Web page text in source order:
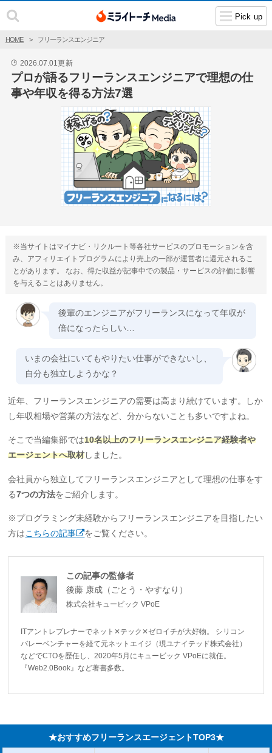
Pick up
HOME フリーランスエンジニア
🕒 2026.07.01更新
プロが語るフリーランスエンジニアで理想の仕
事や年収を得る方法7選
※当サイトはマイナビ・リクルート等各社サービスのプロモーションを含
み、アフィリエイトプログラムにより売上の一部が運営者に還元されるこ
とがあります。 なお、得た収益が記事中での製品・サービスの評価に影響
を与えることはありません。
後輩のエンジニアがフリーランスになって年収が
倍になったらしい…
いまの会社にいてもやりたい仕事ができないし、
自分も独立しようかな？
近年、フリーランスエンジニアの需要は高まり続けています。しか
し年収相場や営業の方法など、分からないことも多いですよね。
そこで当編集部では10名以上のフリーランスエンジニア経験者や
エージェントへ取材しました。
会社員から独立してフリーランスエンジニアとして理想の仕事をす
る7つの方法をご紹介します。
※プログラミング未経験からフリーランスエンジニアを目指したい
方はこちらの記事 をご覧ください。
この記事の監修者
後藤 康成（ごとう・やすなり）
株式会社キュービック VPoE
ITアントレプレナーでネット✕テック✕ゼロイチが大好物。 シリコン
バレーベンチャーを経て元ネットエイジ（現ユナイテッド株式会社）
などでCTOを歴任し、2020年5月にキュービック VPoEに就任。
『Web2.0Book』など著書多数。
★おすすめフリーランスエージェントTOP3★